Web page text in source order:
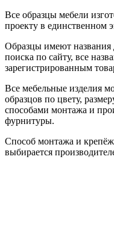
Все образцы мебели
проекту в единственном
Образцы имеют названия
поиска по сайту, все
зарегистрированным
Все мебельные изделия
образцов по цвету,
способами монтажа и
фурнитуры.
Способ монтажа и
выбирается